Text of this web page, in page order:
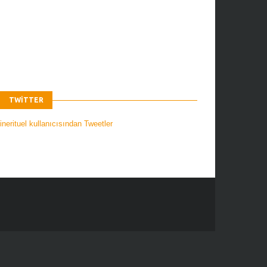
TWITTER
kullanıcısından Tweetler